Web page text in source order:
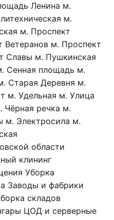
Ленина м.
м.
м. Проспект
Ветеранов м. Проспект
Славы м. Пушкинская
Сенная площадь м.
Старая Деревня м.
м. Удельная м. Улица
Чёрная речка м.
м. Электросила м.
области
клининг
Уборка
Заводы и фабрики
складов
ЦОД и серверные